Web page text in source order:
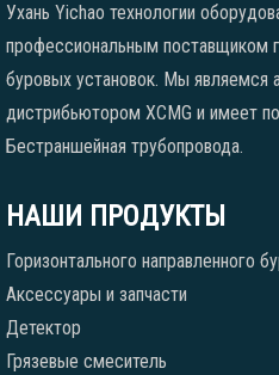
Ухань Yichao технологии
профессиональным поставщиком
буровых установок. Мы являемся
дистрибьютором XCMG и имеет
Бестраншейная трубопровода.
НАШИ ПРОДУКТЫ
Горизонтального направленного
Аксессуары и запчасти
Детектор
Грязевые смеситель